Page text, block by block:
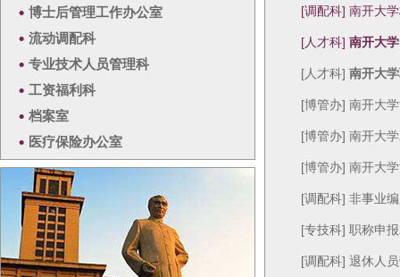
• 博士后管理工作办公室
• 流动调配科
• 专业技术人员管理科
• 工资福利科
• 档案室
• 医疗保险办公室
[调配科] 南开大
[人才科] 南开大
[人才科] 南开大
[博管办] 南开大
[博管办] 南开大
[博管办] 南开大
[调配科] 非事业
[专技科] 职称申
[调配科] 退休人